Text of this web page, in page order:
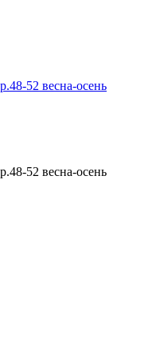
52 весна-осень
52 весна-осень